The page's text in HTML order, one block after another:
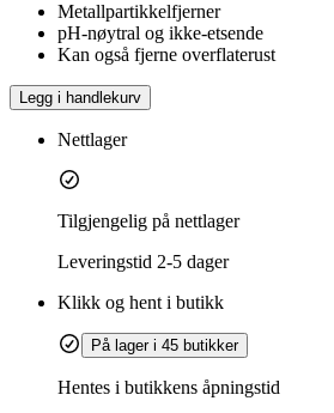
Metallpartikkelfjerner
pH-nøytral og ikke-etsende
Kan også fjerne overflaterust
Legg i handlekurv
Nettlager
Tilgjengelig på nettlager
Leveringstid 2-5 dager
Klikk og hent i butikk
På lager i 45 butikker
Hentes i butikkens åpningstid